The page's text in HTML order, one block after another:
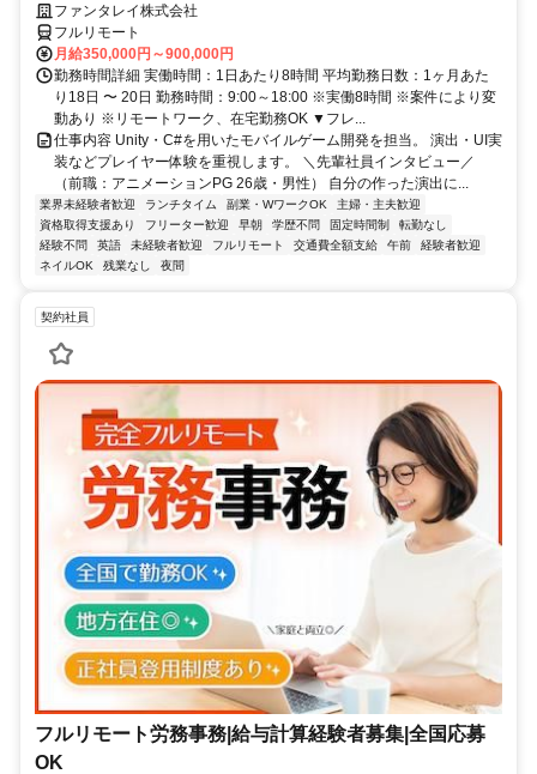
ファンタレイ株式会社
フルリモート
月給350,000円～900,000円
勤務時間詳細 実働時間：1日あたり8時間 平均勤務日数：1ヶ月あた
り18日 〜 20日 勤務時間：9:00～18:00 ※実働8時間 ※案件により変
動あり ※リモートワーク、在宅勤務OK ▼フレ...
仕事内容 Unity・C#を用いたモバイルゲーム開発を担当。 演出・UI実
装などプレイヤー体験を重視します。 ＼先輩社員インタビュー／
（前職：アニメーションPG 26歳・男性） 自分の作った演出に...
業界未経験者歓迎 ランチタイム 副業・WワークOK
主婦・主夫歓迎
資格取得支援あり
フリーター歓迎 早朝 学歴不問 固定時間制
転勤なし
経験不問
英語 未経験者歓迎 フルリモート 交通費全額支給 午前
経験者歓迎
ネイルOK
残業なし 夜間
契約社員
フルリモート労務事務|給与計算経験者募集|全国応募
OK